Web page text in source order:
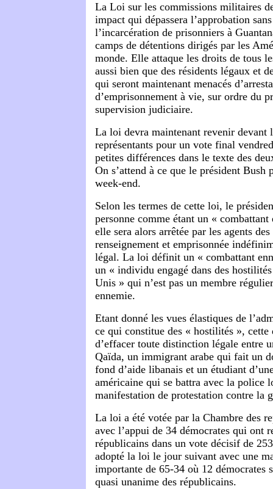
La Loi sur les commissions militaires
impact qui dépassera l’approbation
l’incarcération de prisonniers à
camps de détentions dirigés par les
monde. Elle attaque les droits de tous
aussi bien que des résidents légaux et
qui seront maintenant menacés
d’emprisonnement à vie, sur ordre du
supervision judiciaire.
La loi devra maintenant revenir devant
représentants pour un vote final
petites différences dans le texte des
On s’attend à ce que le président Bush
week-end.
Selon les termes de cette loi, le
personne comme étant un «
elle sera alors arrêtée par les agents
renseignement et emprisonnée
légal. La loi définit un « combattant
un « individu engagé dans des
Unis » qui n’est pas un membre
ennemie.
Etant donné les vues élastiques de
ce qui constitue des « hostilités »,
d’effacer toute distinction légale entre
Qaïda, un immigrant arabe qui fait un
fond d’aide libanais et un étudiant
américaine qui se battra avec la police
manifestation de protestation contre la
La loi a été votée par la Chambre des
avec l’appui de 34 démocrates qui ont
républicains dans un vote décisif de
adopté la loi le jour suivant avec une
importante de 65-34 où 12 démocrates
quasi unanime des républicains.